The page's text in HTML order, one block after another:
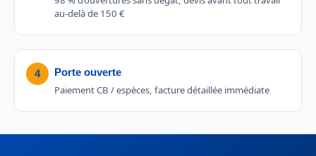
au-delà de 150 €
4 Porte ouverte
Paiement CB / espèces, facture détaillée immédiate